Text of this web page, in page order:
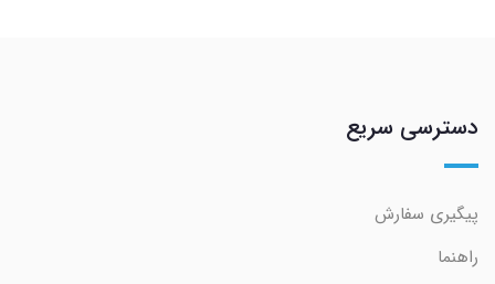
دسترسی سریع
پیگیری سفارش
راهنما